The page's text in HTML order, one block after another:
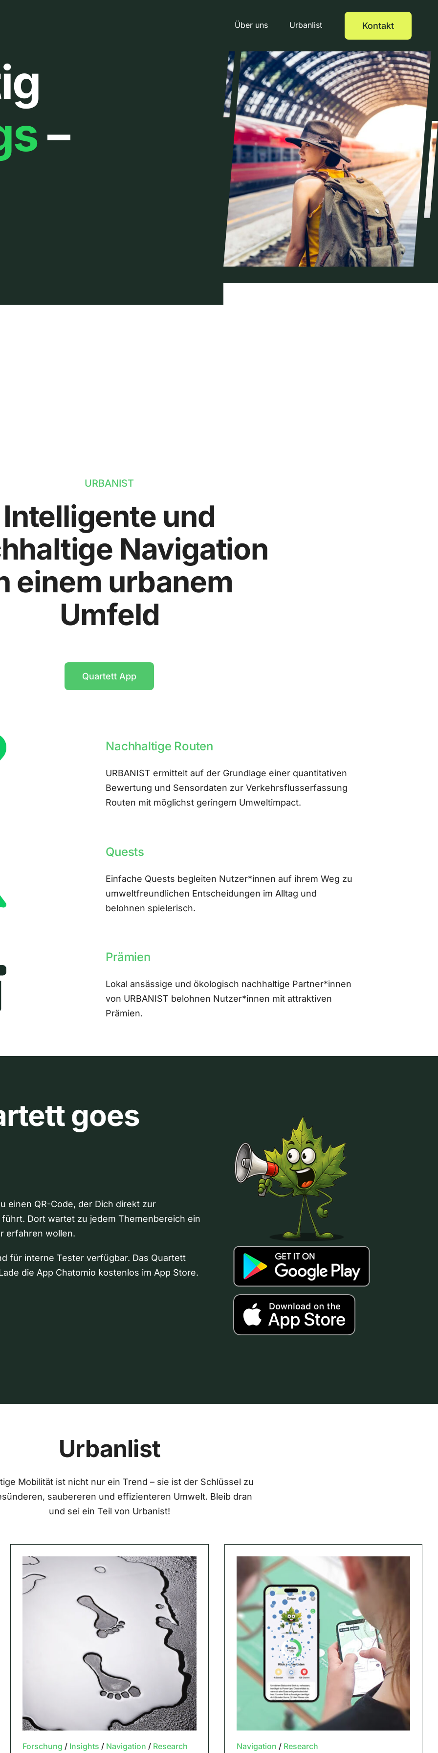
Über uns Urbanlist Kontakt
–
URBANIST
Intelligente und
Navigation
einem urbanem
Umfeld
Quartett App
Nachhaltige Routen
URBANIST ermittelt auf der Grundlage einer quantitativen
Bewertung und Sensordaten zur Verkehrsflusserfassung
Routen mit möglichst geringem Umweltimpact.
Quests
Einfache Quests begleiten Nutzer*innen auf ihrem Weg zu
umweltfreundlichen Entscheidungen im Alltag und
belohnen spielerisch.
Prämien
Lokal ansässige und ökologisch nachhaltige Partner*innen
von URBANIST belohnen Nutzer*innen mit attraktiven
Prämien.
goes
einen QR-Code, der Dich direkt zur
Dort wartet zu jedem Themenbereich ein
erfahren wollen.
für interne Tester verfügbar. Das Quartett
die App Chatomio kostenlos im App Store.
Urbanlist
Mobilität ist nicht nur ein Trend – sie ist der Schlüssel zu
saubereren und effizienteren Umwelt. Bleib dran
und sei ein Teil von Urbanist!
Forschung / Insights / Navigation / Research Navigation / Research